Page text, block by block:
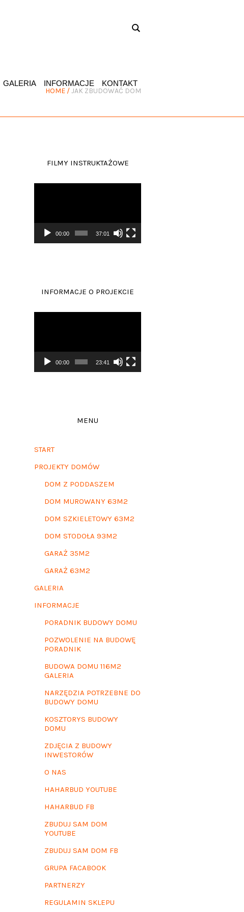
GALERIA INFORMACJE KONTAKT
HOME /JAK ZBUDOWAĆ DOM
FILMY INSTRUKTAŻOWE
00:00 37:01
INFORMACJE O PROJEKCIE
00:00 23:41
MENU
START
PROJEKTY DOMÓW
DOM Z PODDASZEM
DOM MUROWANY 63M2
DOM SZKIELETOWY 63M2
DOM STODOŁA 93M2
GARAŻ 35M2
GARAŻ 63M2
GALERIA
INFORMACJE
PORADNIK BUDOWY DOMU
POZWOLENIE NA BUDOWĘ
PORADNIK
BUDOWA DOMU 116M2
GALERIA
NARZĘDZIA POTRZEBNE DO
BUDOWY DOMU
KOSZTORYS BUDOWY
DOMU
ZDJĘCIA Z BUDOWY
INWESTORÓW
O NAS
HAHARBUD YOUTUBE
HAHARBUD FB
ZBUDUJ SAM DOM
YOUTUBE
ZBUDUJ SAM DOM FB
GRUPA FACABOOK
PARTNERZY
REGULAMIN SKLEPU